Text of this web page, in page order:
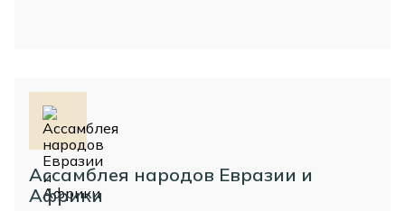
Ассамблея народов Евразии и
Африки